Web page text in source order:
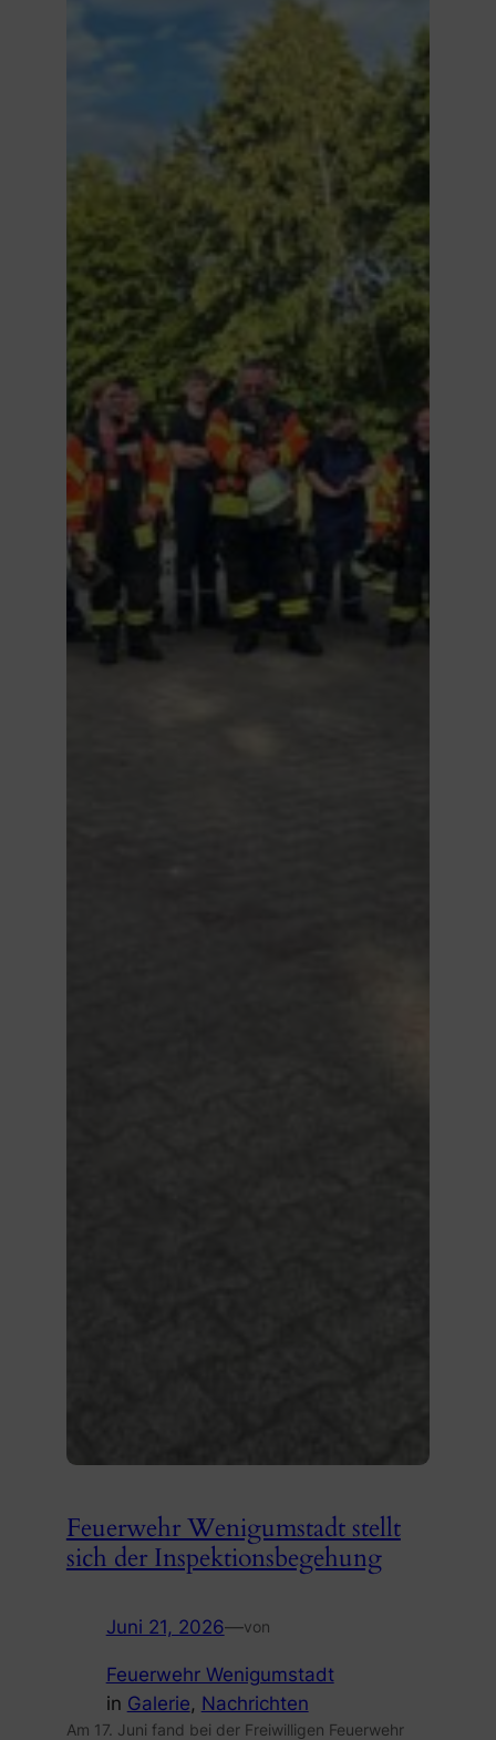
Feuerwehr Wenigumstadt stellt
sich der Inspektionsbegehung
Juni 21, 2026—von
Feuerwehr Wenigumstadt
in Galerie, Nachrichten
Am 17. Juni fand bei der Freiwilligen Feuerwehr